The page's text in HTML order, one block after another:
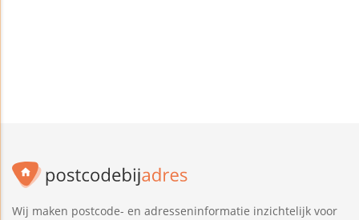
Wij maken postcode- en adresseninformatie inzichtelijk voor